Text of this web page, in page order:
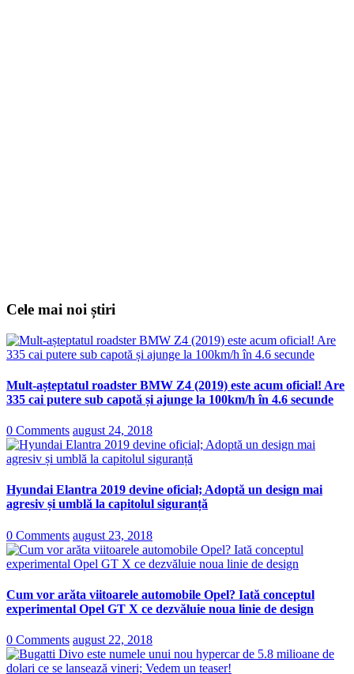
Cele mai noi știri
Mult-așteptatul roadster BMW Z4 (2019) este acum oficial! Are
335 cai putere sub capotă și ajunge la 100km/h în 4.6 secunde
0 Comments august 24, 2018
Hyundai Elantra 2019 devine oficial; Adoptă un design mai
agresiv și umblă la capitolul siguranță
0 Comments august 23, 2018
Cum vor arăta viitoarele automobile Opel? Iată conceptul
experimental Opel GT X ce dezvăluie noua linie de design
0 Comments august 22, 2018